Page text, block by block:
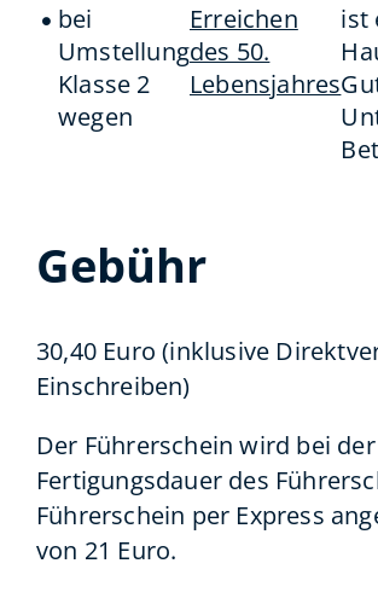
bei
Umstellung
Klasse 2
wegen
Erreichen
des 50.
Lebensjahres
ist
Gebühr
30,40 Euro (inklusive
Einschreiben)
Der Führerschein wird bei
Fertigungsdauer des
Führerschein per Express
von 21 Euro.